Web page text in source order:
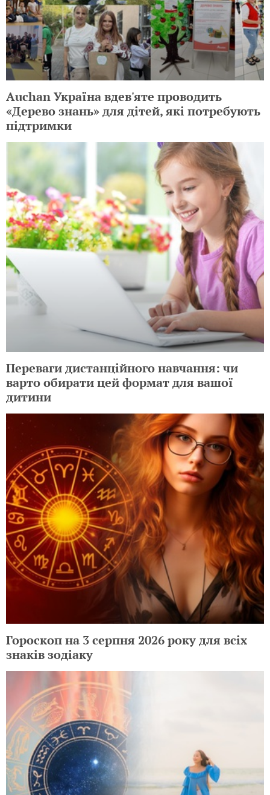
Auchan Україна вдев'яте проводить
«Дерево знань» для дітей, які потребують
підтримки
Переваги дистанційного навчання: чи
варто обирати цей формат для вашої
дитини
Гороскоп на 3 серпня 2026 року для всіх
знаків зодіаку